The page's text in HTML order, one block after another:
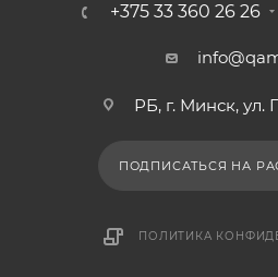
+375 33 360 26 26
РБ, г. Минск, ул.
ПОДПИСАТЬСЯ НА
ПОЛИТИКА